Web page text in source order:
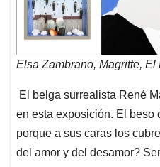
Elsa Zambrano, Magritte, El
El belga surrealista René
en esta exposición. El beso
porque a sus caras los
del amor y del desamor?